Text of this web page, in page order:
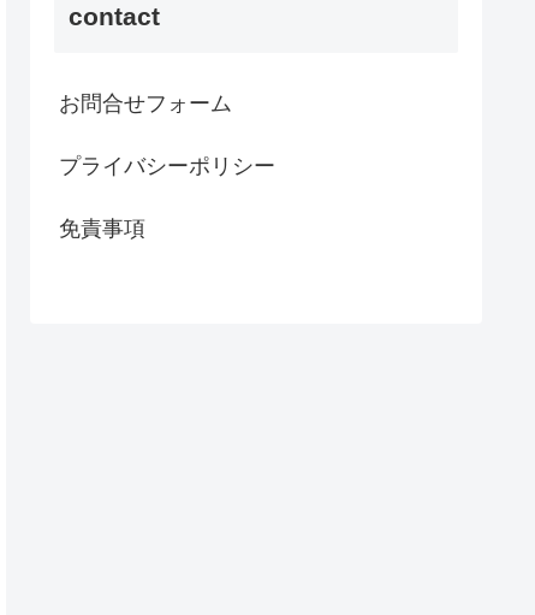
contact
お問合せフォーム
プライバシーポリシー
免責事項